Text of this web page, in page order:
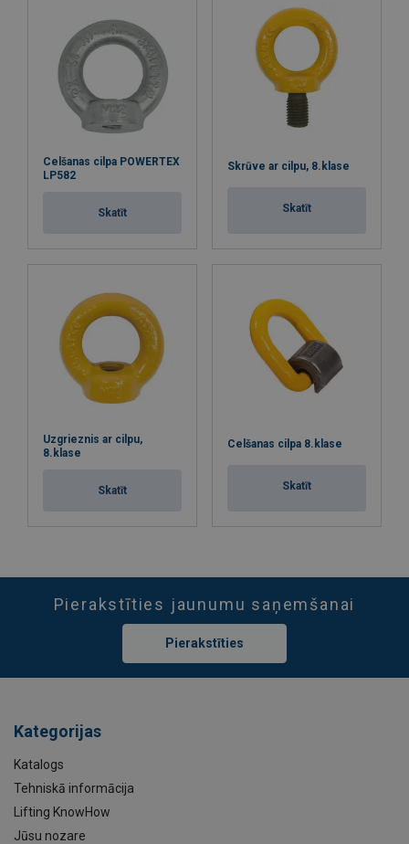
Celšanas cilpa POWERTEX
LP582
Skatīt
Skrūve ar cilpu, 8.klase
Skatīt
Uzgrieznis ar cilpu,
8.klase
Skatīt
Celšanas cilpa 8.klase
Skatīt
Pierakstīties jaunumu saņemšanai
Pierakstīties
Kategorijas
Katalogs
Tehniskā informācija
Lifting KnowHow
Jūsu nozare